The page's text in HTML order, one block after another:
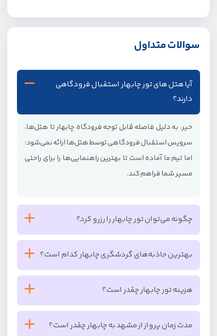
سوالات متداول
آیا هتل های تور چابهار استقبال فرودگاهی
دارند؟
خیر، به دلیل فاصله قابل توجه فرودگاه چابهار تا هتل‌ها،
سرویس استقبال فرودگاهی توسط هتل‌ها ارائه نمی‌شود؛
اما تیم ما آماده است تا بهترین راهنمایی‌ها را برای راحتی
مسیر شما فراهم کند.
چگونه می‌توان تور چابهار را رزرو کرد؟
برای رزرو تور چابهار کافیست فرم رزرو آنلاین را تکمیل کرده
یا با کارشناسان ما تماس بگیرید تا شما را به خوبی
راهنمایی کنند.
بهترین جاذبه‌های گردشگری چابهار کدام است؟
کوه‌های مینیاتوری، تالاب لیپار (تالاب صورتی)، موزه محلی
چابهار و ساحل بریس از بهترین جاذبه‌های گردشگری
چابهار هستند.
هزینه تور چابهار چقدر است؟
هزینه تور چابهار بسته به فصل سفر، نوع هتل، مدت زمان
اقامت و نوع خدمات انتخابی متفاوت است؛ برای کسب
مدت زمان پرواز از مشهد به چابهار چقدر است؟